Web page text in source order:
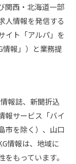
関西・北海道一部
人情報を発信する
イト「アルパ」を
情報」）と業務提
報誌、新聞折込
報サービス「バイ
市を除く）、山口
情報は、地域に
もっています。